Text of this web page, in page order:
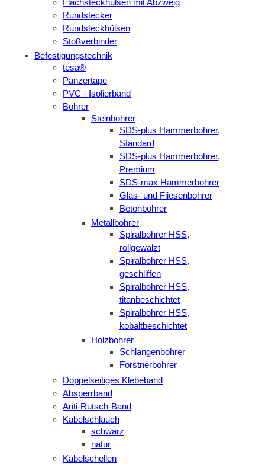
Rundstecker
Rundsteckhülsen
Stoßverbinder
Befestigungstechnik
tesa®
Panzertape
PVC - Isolierband
Bohrer
Steinbohrer
SDS-plus Hammerbohrer,
Standard
SDS-plus Hammerbohrer,
Premium
SDS-max Hammerbohrer
Glas- und Fliesenbohrer
Betonbohrer
Metallbohrer
Spiralbohrer HSS,
rollgewalzt
Spiralbohrer HSS,
geschliffen
Spiralbohrer HSS,
titanbeschichtet
Spiralbohrer HSS,
kobaltbeschichtet
Holzbohrer
Schlangenbohrer
Forstnerbohrer
Doppelseitiges Klebeband
Absperrband
Anti-Rutsch-Band
Kabelschlauch
schwarz
natur
Kabelschellen